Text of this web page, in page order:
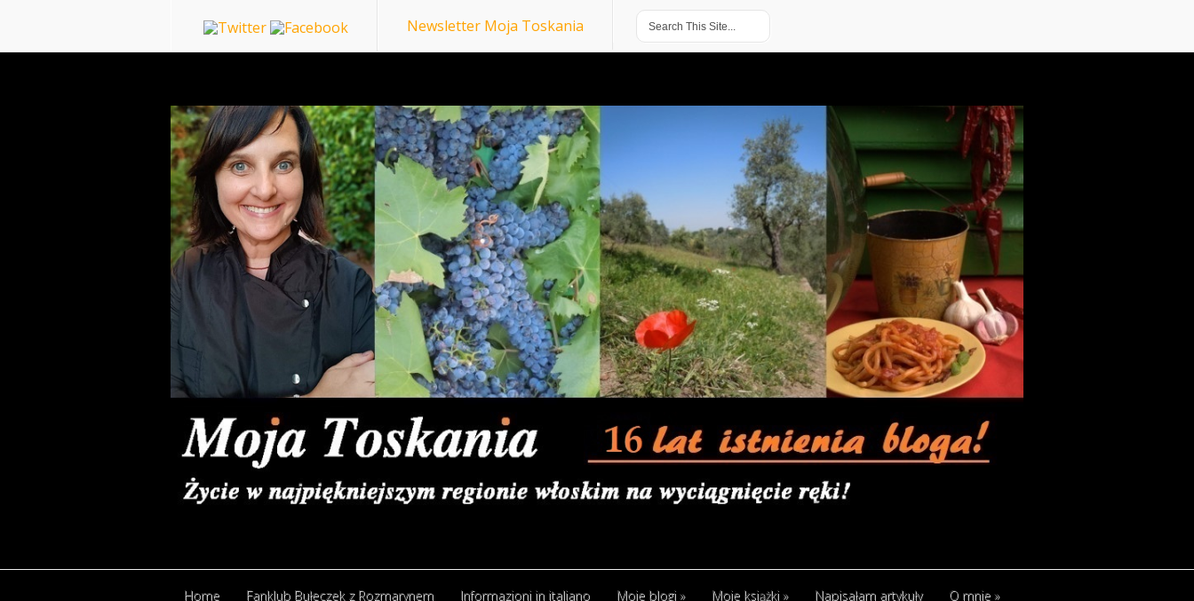
Newsletter Moja Toskania
Home Fanklub Bułeczek z Rozmarynem Informazioni in italiano Moje blogi » Moje książki » Napisałam artykuły O mnie »